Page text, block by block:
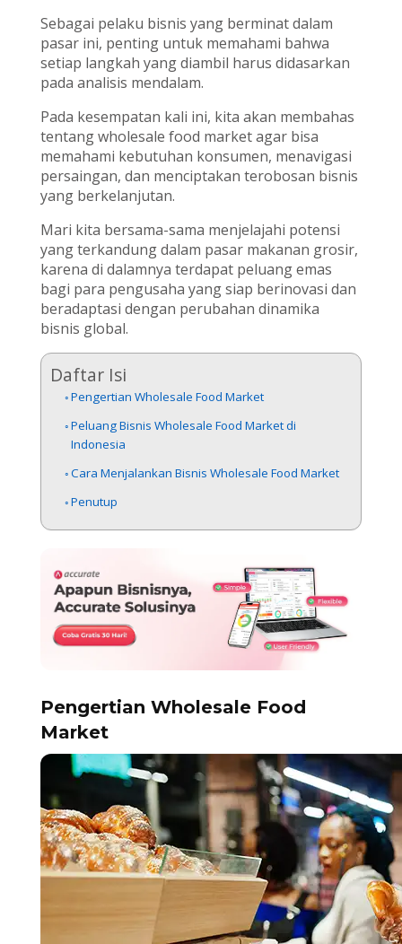
Sebagai pelaku bisnis yang berminat dalam
pasar ini, penting untuk memahami bahwa
setiap langkah yang diambil harus didasarkan
pada analisis mendalam.
Pada kesempatan kali ini, kita akan membahas
tentang wholesale food market agar bisa
memahami kebutuhan konsumen, menavigasi
persaingan, dan menciptakan terobosan bisnis
yang berkelanjutan.
Mari kita bersama-sama menjelajahi potensi
yang terkandung dalam pasar makanan grosir,
karena di dalamnya terdapat peluang emas
bagi para pengusaha yang siap berinovasi dan
beradaptasi dengan perubahan dinamika
bisnis global.
Daftar Isi
Pengertian Wholesale Food Market
Peluang Bisnis Wholesale Food Market di
Indonesia
Cara Menjalankan Bisnis Wholesale Food Market
Penutup
Pengertian Wholesale Food
Market